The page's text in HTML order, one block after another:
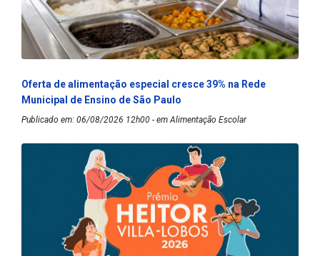
Oferta de alimentação especial cresce 39% na Rede
Municipal de Ensino de São Paulo
Publicado em: 06/08/2026 12h00 - em Alimentação Escolar